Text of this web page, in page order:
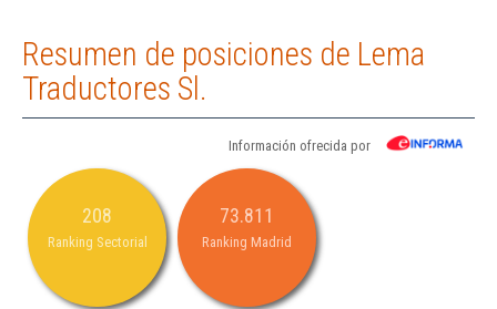
Resumen de posiciones de Lema
Traductores Sl.
Información ofrecida por
208
Ranking Sectorial
73.811
Ranking Madrid